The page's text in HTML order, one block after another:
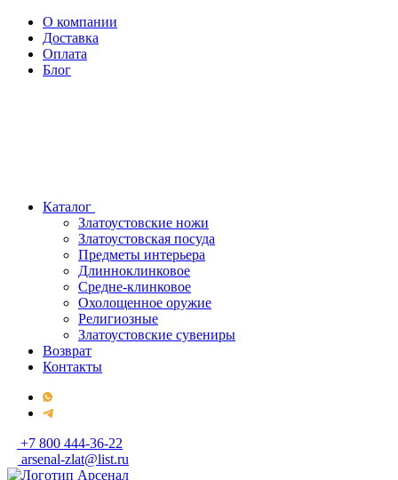
О компании
Доставка
Оплата
Блог
Каталог
Златоустовские ножи
Златоустовская посуда
Предметы интерьера
Длинноклинковое
Средне-клинковое
Охолощенное оружие
Религиозные
Златоустовские сувениры
Возврат
Контакты
+7 800 444-36-22
arsenal-zlat@list.ru